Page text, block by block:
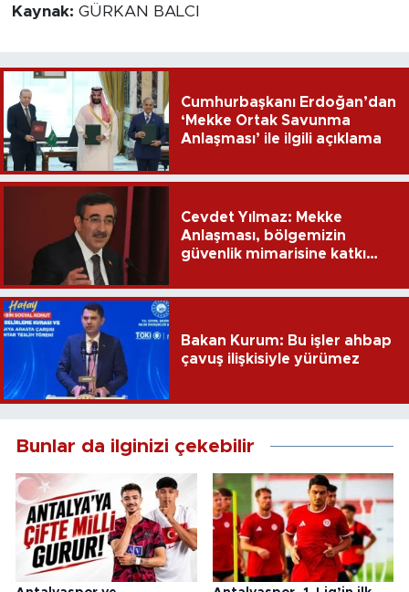
Kaynak: GÜRKAN BALCI
Cumhurbaşkanı Erdoğan’dan
‘Mekke Ortak Savunma
Anlaşması’ ile ilgili açıklama
Cevdet Yılmaz: Mekke
Anlaşması, bölgemizin
güvenlik mimarisine katkı
Bakan Kurum: Bu işler ahbap
çavuş ilişkisiyle yürümez
Bunlar da ilginizi çekebilir